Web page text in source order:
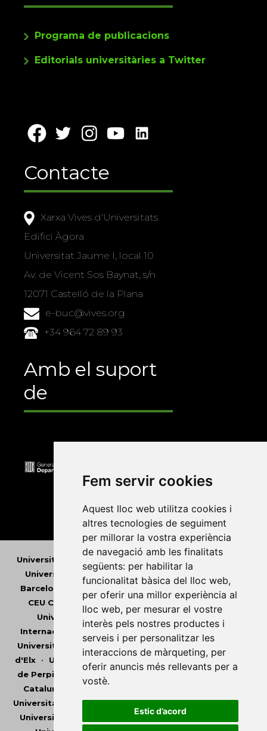
Fem servir cookies
Aquest lloc web utilitza cookies i
altres tecnologies de seguiment
per millorar la vostra experiència
de navegació amb les finalitats
següents: per habilitar la
funcionalitat bàsica del lloc web,
per oferir una millor experiència al
lloc web, per mesurar el vostre
interès pels nostres productes i
serveis i per personalitzar les
interaccions de màrqueting, per
oferir anuncis més rellevants per a
vostè.
Estic d’acord
Programa de publicacions
Editorials universitàries a Twitter
Contacte
Xarxa Vives d'Universitats
Edifici Àgora
Universitat Jaume I, local 10
Av. de Vicent Sos Baynat, s/n
12071 Castelló de la Plana
e-buc@vives.org
+34 964 72 89 93
Amb el suport
de
Universitat Abat Oliba CEU • Universitat d'Alacant
Universitat d'Andorra
•Universitat Autònoma de
Barcelona
Universitat de Barcelona • Universitat
CEU Cardenal Herrera
Universitat de Girona
•
Universitat de les Illes Balears
•
Universitat
Internacional de Catalunya
• Universitat Jaume I
Universitat de Lleida
•
Universitat Miguel Hernández
d'Elx• Universitat Oberta de Catalunya •Universitat
de Perpinyà Via Domitia
•
Universitat Politècnica de
Catalunya
Universitat Politècnica de València
Universitat Pompeu Fabra•Universitat Ramon Llull
Universitat Rovira i Virgili
•Universitat de Sàsser